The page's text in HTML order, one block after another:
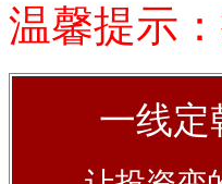
温馨提示
一线定